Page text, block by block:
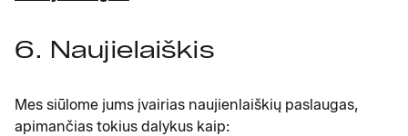
6. Naujielaiškis
Mes siūlome jums įvairias naujienlaiškių paslaugas,
apimančias tokius dalykus kaip: